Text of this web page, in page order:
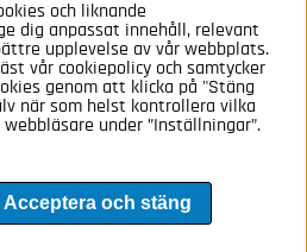
Anmäl mig
och liknande
dig anpassat innehåll, relevant
upplevelse av vår webbplats.
vår cookiepolicy och samtycker
genom att klicka på "Stäng
när som helst kontrollera vilka
under ”Inställningar”.
Acceptera och stäng